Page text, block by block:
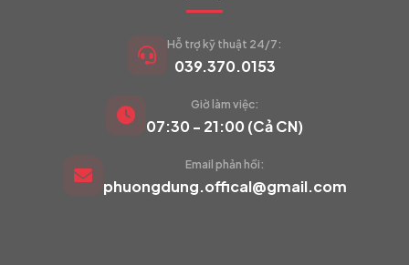
VIETCAM.VN
Đang trực tuyến
Hỗ trợ kỹ thuật 24/7:
039.370.0153
Giờ làm việc:
07:30 - 21:00 (Cả CN)
Email phản hồi:
phuongdung.offical@gmail.com